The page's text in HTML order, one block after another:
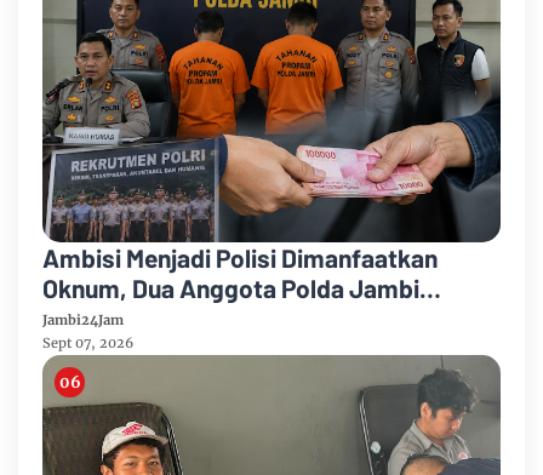
Ambisi Menjadi Polisi Dimanfaatkan
Oknum, Dua Anggota Polda Jambi
Diduga Tipu Calon Bintara dengan Janji
Kelulusan
Jambi24Jam
Sept 07, 2026